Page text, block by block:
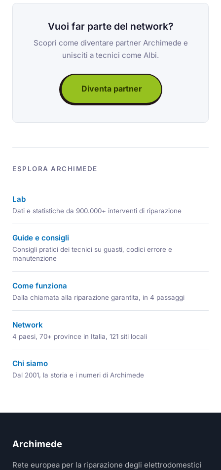
Vuoi far parte del network?
Scopri come diventare partner Archimede e
unisciti a tecnici come Albi.
Diventa partner
ESPLORA ARCHIMEDE
Lab
Dati e statistiche da 900.000+ interventi di riparazione
Guide e consigli
Consigli pratici dei tecnici su guasti, codici errore e
manutenzione
Come funziona
Dalla chiamata alla riparazione garantita, in 4 passaggi
Network
4 paesi, 70+ province in Italia, 121 siti locali
Chi siamo
Dal 2001, la storia e i numeri di Archimede
Archimede
Rete europea per la riparazione degli elettrodomestici